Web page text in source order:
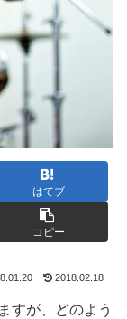
はてブ
コピー
2018.02.18
すが、どのよう